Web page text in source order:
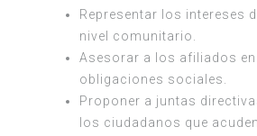
Representar los intereses
nivel comunitario.
Asesorar a los afiliados
obligaciones sociales.
Proponer a juntas
los ciudadanos que